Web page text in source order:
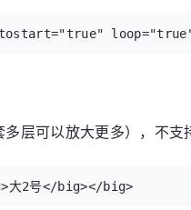
层可以放大更多），不
大2号</big></big>